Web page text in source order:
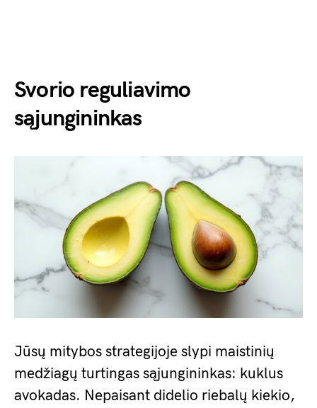
Svorio reguliavimo
sąjungininkas
Jūsų mitybos strategijoje slypi maistinių
medžiagų turtingas sąjungininkas: kuklus
avokadas. Nepaisant didelio riebalų kiekio,